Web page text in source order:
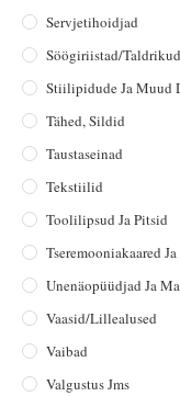
Servjetihoidjad
Söögiriistad/
Stiilipidude Ja Muud
Tähed, Sildid
Taustaseinad
Tekstiilid
Toolilipsud Ja Pitsid
Tseremooniakaared
Unenäopüüdjad Ja
Vaasid/lillealused
Vaibad
Valgustus Jms